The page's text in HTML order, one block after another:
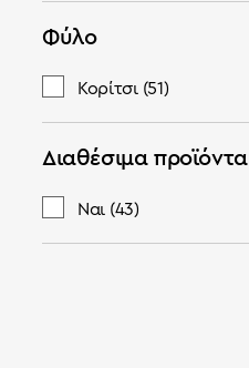
Φύλο
Κορίτσι (51)
Διαθέσιμα προϊόντα
Ναι (43)